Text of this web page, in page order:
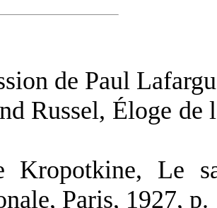
de Paul
Russel, Éloge
Kropotkine, Le
Paris, 1927, p.